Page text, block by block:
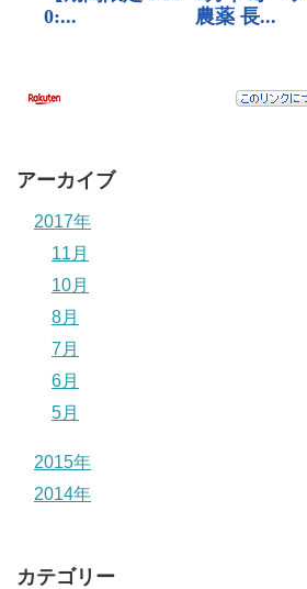
アーカイブ
2017年
11月
10月
8月
7月
6月
5月
2015年
2014年
カテゴリー